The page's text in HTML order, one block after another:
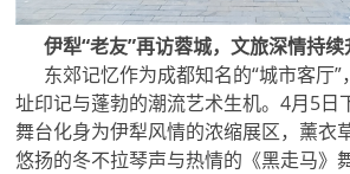
伊犁“老友”再访蓉城，文旅深情持续
东郊记忆作为成都知名的“城市客厅”
址印记与蓬勃的潮流艺术生机。4月5日
舞台化身为伊犁风情的浓缩展区，薰衣
悠扬的冬不拉琴声与热情的《黑走马》